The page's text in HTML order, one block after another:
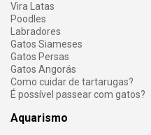
Vira Latas
Poodles
Labradores
Gatos Siameses
Gatos Persas
Gatos Angorás
Como cuidar de tartarugas?
É possível passear com gatos?
Aquarismo